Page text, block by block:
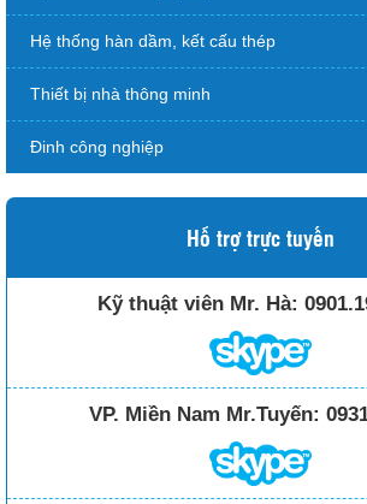
Hệ thống hàn dầm, kết cấu thép
Thiết bị nhà thông minh
Đinh công nghiệp
Hỗ trợ trực tuyến
Kỹ thuật viên Mr. Hà:
VP. Miền Nam Mr.Tuyến: